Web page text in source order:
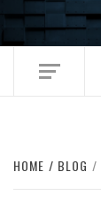
Skip
HOME BLOG